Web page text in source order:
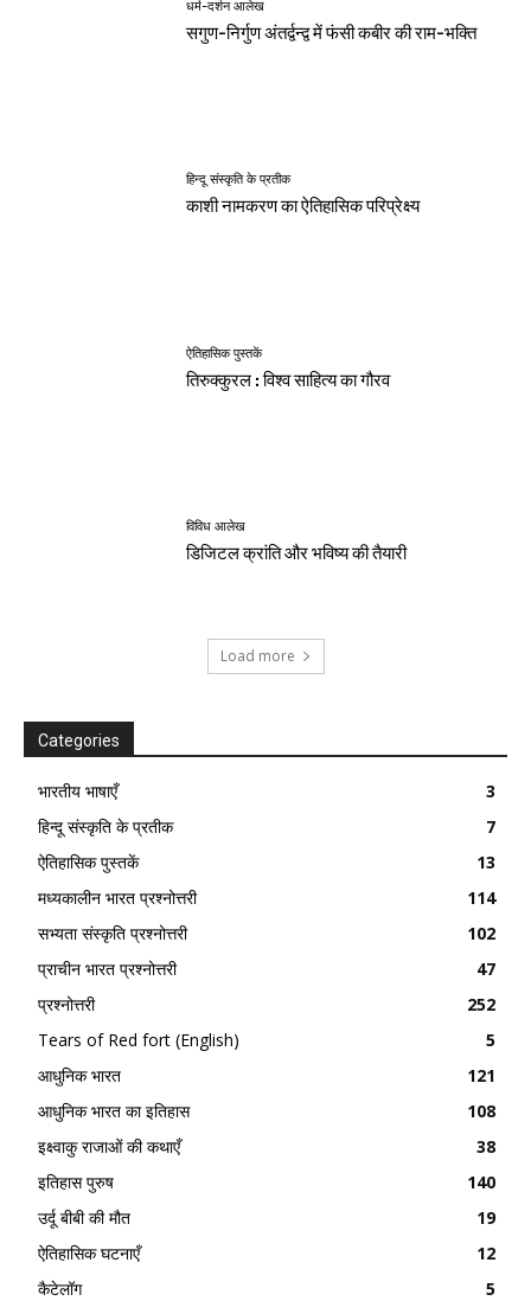
धर्म-दर्शन आलेख
सगुण-निर्गुण अंतर्द्वन्द्व में फंसी कबीर की राम-भक्ति
हिन्दू संस्कृति के प्रतीक
काशी नामकरण का ऐतिहासिक परिप्रेक्ष्य
ऐतिहासिक पुस्तकें
तिरुक्कुरल : विश्व साहित्य का गौरव
विविध आलेख
डिजिटल क्रांति और भविष्य की तैयारी
Load more
Categories
भारतीय भाषाएँ
3
हिन्दू संस्कृति के प्रतीक
7
ऐतिहासिक पुस्तकें
13
मध्यकालीन भारत प्रश्नोत्तरी
114
सभ्यता संस्कृति प्रश्नोत्तरी
102
प्राचीन भारत प्रश्नोत्तरी
47
प्रश्नोत्तरी
252
Tears of Red fort (English)
5
आधुनिक भारत
121
आधुनिक भारत का इतिहास
108
इक्ष्वाकु राजाओं की कथाएँ
38
इतिहास पुरुष
140
उर्दू बीबी की मौत
19
ऐतिहासिक घटनाएँ
12
कैटेलॉग
5